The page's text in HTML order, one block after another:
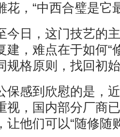
花，“中西合璧是它
日，这门技艺的主
建，难点在于如何“
规格原则，找回初
感到欣慰的是，近
视，国内部分厂商
让他们可以“随修随